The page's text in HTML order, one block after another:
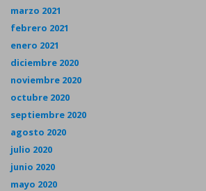
marzo 2021
febrero 2021
enero 2021
diciembre 2020
noviembre 2020
octubre 2020
septiembre 2020
agosto 2020
julio 2020
junio 2020
mayo 2020